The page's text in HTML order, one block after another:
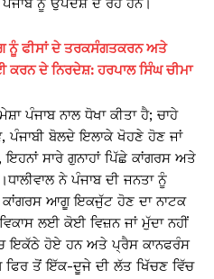
ਪੰਜਾਬ ਨੂੰ ਉਪਦੇਸ਼ ਦੇ ਰਹੇ ਹਨ।
ਨੂੰ ਫੀਸਾਂ ਦੇ ਤਰਕਸੰਗਤਕਰਨ ਅਤੇ
ਕਰਨ ਦੇ ਨਿਰਦੇਸ਼: ਹਰਪਾਲ ਸਿੰਘ ਚੀਮਾ
ਪੰਜਾਬ ਨਾਲ ਧੋਖਾ ਕੀਤਾ ਹੈ; ਚਾਹੇ
ਪੰਜਾਬੀ ਬੋਲਦੇ ਇਲਾਕੇ ਖੋਹਣੇ ਹੋਣ ਜਾਂ
ਇਹਨਾਂ ਸਾਰੇ ਗੁਨਾਹਾਂ ਪਿੱਛੇ ਕਾਂਗਰਸ ਅਤੇ
ਨੇ ਪੰਜਾਬ ਦੀ ਜਨਤਾ ਨੂੰ
ਆਗੂ ਇਕਜੁੱਟ ਹੋਣ ਦਾ ਨਾਟਕ
ਲਈ ਕੋਈ ਵਿਜ਼ਨ ਜਾਂ ਮੁੱਦਾ ਨਹੀਂ
ਇਕੱਠੇ ਹੋਏ ਹਨ ਅਤੇ ਪ੍ਰੈਸ ਕਾਨਫਰੰਸ
ਤੋਂ ਇੱਕ-ਦੂਜੇ ਦੀ ਲੱਤ ਖਿੱਚਣ ਵਿੱਚ